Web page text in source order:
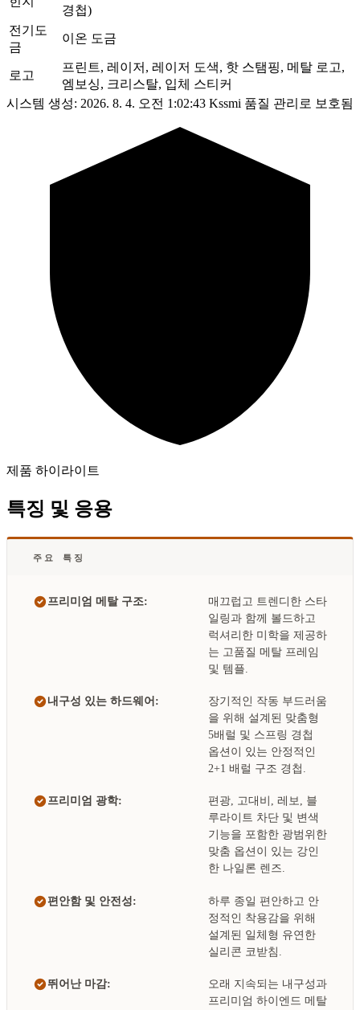
경첩)
전기도
금
이온 도금
로고
프린트, 레이저, 레이저 도색, 핫 스탬핑, 메탈 로고,
엠보싱, 크리스탈, 입체 스티커
시스템 생성: 2026. 8. 4. 오전 1:02:43 Kssmi 품질 관리로 보호됨
제품 하이라이트
특징 및 응용
주요 특징
프리미엄 메탈 구조:
매끄럽고 트렌디한 스타
일링과 함께 볼드하고
럭셔리한 미학을 제공하
는 고품질 메탈 프레임
및 템플.
내구성 있는 하드웨어:
장기적인 작동 부드러움
을 위해 설계된 맞춤형
5배럴 및 스프링 경첩
옵션이 있는 안정적인
2+1 배럴 구조 경첩.
프리미엄 광학:
편광, 고대비, 레보, 블
루라이트 차단 및 변색
기능을 포함한 광범위한
맞춤 옵션이 있는 강인
한 나일론 렌즈.
편안함 및 안전성:
하루 종일 편안하고 안
정적인 착용감을 위해
설계된 일체형 유연한
실리콘 코받침.
뛰어난 마감:
오래 지속되는 내구성과
프리미엄 하이엔드 메탈